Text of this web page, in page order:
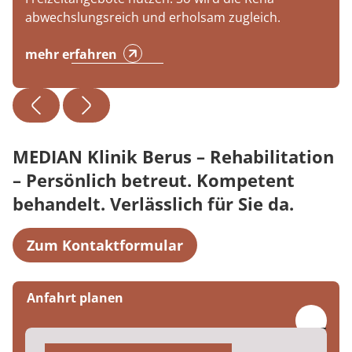
abwechslungsreich und erholsam zugleich.
mehr erfahren
MEDIAN Klinik Berus – Rehabilitation
– Persönlich betreut. Kompetent
behandelt. Verlässlich für Sie da.
Zum Kontaktformular
Anfahrt planen